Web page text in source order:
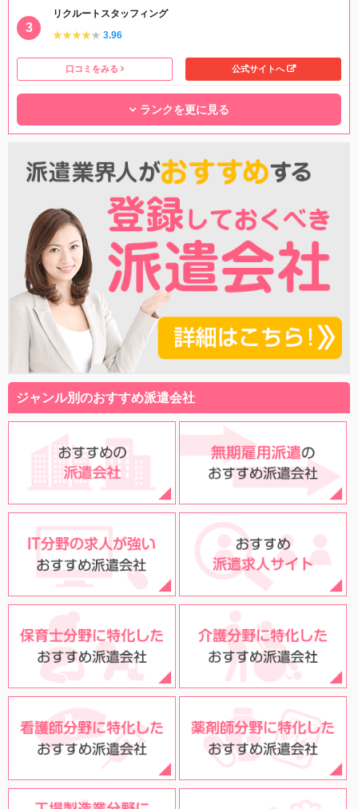
リクルートスタッフィング
★★★★★
★★★★★ 3.96
口コミをみる 公式サイトへ
ランクを更に見る
ジャンル別のおすすめ派遣会社